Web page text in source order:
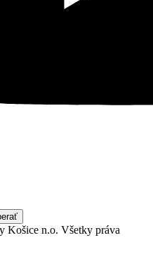
Košice n.o. Všetky práva